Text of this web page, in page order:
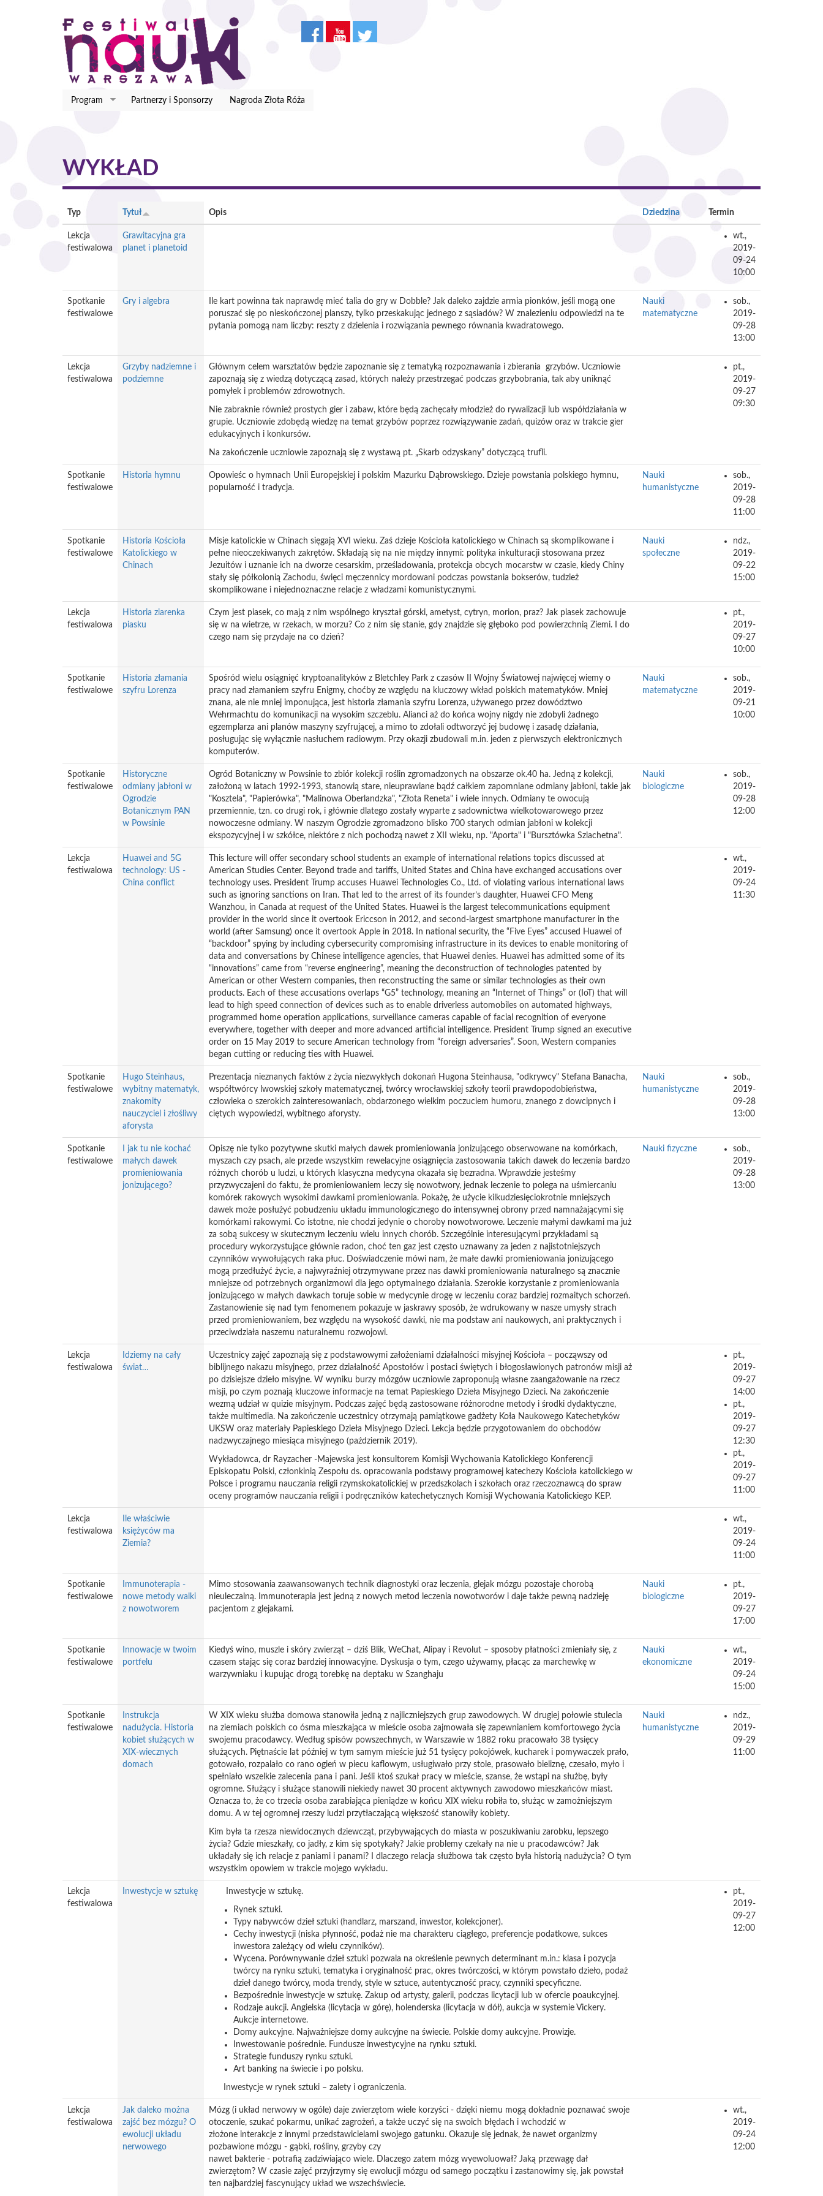
Program Partnerzy i Sponsorzy Nagroda Złota Róża
WYKŁAD
Typ Tytuł Opis Dziedzina Termin
Lekcja
festiwalowa
Grawitacyjna gra
planet i planetoid
wt.,
2019-
09-24
10:00
Spotkanie
festiwalowe
Gry i algebra
Ile kart powinna tak naprawdę mieć talia do gry w Dobble? Jak daleko zajdzie armia pionków, jeśli mogą one
poruszać się po nieskończonej planszy, tylko przeskakując jednego z sąsiadów? W znalezieniu odpowiedzi na te
pytania pomogą nam liczby: reszty z dzielenia i rozwiązania pewnego równania kwadratowego.
Nauki
matematyczne
sob.,
2019-
09-28
13:00
Lekcja
festiwalowa
Grzyby nadziemne i
podziemne
Głównym celem warsztatów będzie zapoznanie się z tematyką rozpoznawania i zbierania grzybów. Uczniowie
zapoznają się z wiedzą dotyczącą zasad, których należy przestrzegać podczas grzybobrania, tak aby uniknąć
pomyłek i problemów zdrowotnych.
Nie zabraknie również prostych gier i zabaw, które będą zachęcały młodzież do rywalizacji lub współdziałania w
grupie. Uczniowie zdobędą wiedzę na temat grzybów poprzez rozwiązywanie zadań, quizów oraz w trakcie gier
edukacyjnych i konkursów.
Na zakończenie uczniowie zapoznają się z wystawą pt. „Skarb odzyskany” dotyczącą trufli.
pt.,
2019-
09-27
09:30
Spotkanie
festiwalowe
Historia hymnu
Opowieśc o hymnach Unii Europejskiej i polskim Mazurku Dąbrowskiego. Dzieje powstania polskiego hymnu,
popularność i tradycja.
Nauki
humanistyczne
sob.,
2019-
09-28
11:00
Spotkanie
festiwalowe
Historia Kościoła
Katolickiego w
Chinach
Misje katolickie w Chinach sięgają XVI wieku. Zaś dzieje Kościoła katolickiego w Chinach są skomplikowane i
pełne nieoczekiwanych zakrętów. Składają się na nie między innymi: polityka inkulturacji stosowana przez
Jezuitów i uznanie ich na dworze cesarskim, prześladowania, protekcja obcych mocarstw w czasie, kiedy Chiny
stały się półkolonią Zachodu, święci męczennicy mordowani podczas powstania bokserów, tudzież
skomplikowane i niejednoznaczne relacje z władzami komunistycznymi.
Nauki
społeczne
ndz.,
2019-
09-22
15:00
Lekcja
festiwalowa
Historia ziarenka
piasku
Czym jest piasek, co mają z nim wspólnego kryształ górski, ametyst, cytryn, morion, praz? Jak piasek zachowuje
się w na wietrze, w rzekach, w morzu? Co z nim się stanie, gdy znajdzie się głęboko pod powierzchnią Ziemi. I do
czego nam się przydaje na co dzień?
pt.,
2019-
09-27
10:00
Spotkanie
festiwalowe
Historia złamania
szyfru Lorenza
Spośród wielu osiągnięć kryptoanalityków z Bletchley Park z czasów II Wojny Światowej najwięcej wiemy o
pracy nad złamaniem szyfru Enigmy, choćby ze względu na kluczowy wkład polskich matematyków. Mniej
znana, ale nie mniej imponująca, jest historia złamania szyfru Lorenza, używanego przez dowództwo
Wehrmachtu do komunikacji na wysokim szczeblu. Alianci aż do końca wojny nigdy nie zdobyli żadnego
egzemplarza ani planów maszyny szyfrującej, a mimo to zdołali odtworzyć jej budowę i zasadę działania,
posługując się wyłącznie nasłuchem radiowym. Przy okazji zbudowali m.in. jeden z pierwszych elektronicznych
komputerów.
Nauki
matematyczne
sob.,
2019-
09-21
10:00
Spotkanie
festiwalowe
Historyczne
odmiany jabłoni w
Ogrodzie
Botanicznym PAN
w Powsinie
Ogród Botaniczny w Powsinie to zbiór kolekcji roślin zgromadzonych na obszarze ok.40 ha. Jedną z kolekcji,
założoną w latach 1992-1993, stanowią stare, nieuprawiane bądź całkiem zapomniane odmiany jabłoni, takie jak
"Kosztela", "Papierówka", "Malinowa Oberlandzka", "Złota Reneta" i wiele innych. Odmiany te owocują
przemiennie, tzn. co drugi rok, i głównie dlatego zostały wyparte z sadownictwa wielkotowarowego przez
nowoczesne odmiany. W naszym Ogrodzie zgromadzono blisko 700 starych odmian jabłoni w kolekcji
ekspozycyjnej i w szkółce, niektóre z nich pochodzą nawet z XII wieku, np. "Aporta" i "Bursztówka Szlachetna".
Nauki
biologiczne
sob.,
2019-
09-28
12:00
Lekcja
festiwalowa
Huawei and 5G
technology: US -
China conflict
This lecture will offer secondary school students an example of international relations topics discussed at
American Studies Center. Beyond trade and tariffs, United States and China have exchanged accusations over
technology uses. President Trump accuses Huawei Technologies Co., Ltd. of violating various international laws
such as ignoring sanctions on Iran. That led to the arrest of its founder’s daughter, Huawei CFO Meng
Wanzhou, in Canada at request of the United States. Huawei is the largest telecommunications equipment
provider in the world since it overtook Ericcson in 2012, and second-largest smartphone manufacturer in the
world (after Samsung) once it overtook Apple in 2018. In national security, the “Five Eyes” accused Huawei of
“backdoor” spying by including cybersecurity compromising infrastructure in its devices to enable monitoring of
data and conversations by Chinese intelligence agencies, that Huawei denies. Huawei has admitted some of its
“innovations” came from “reverse engineering”, meaning the deconstruction of technologies patented by
American or other Western companies, then reconstructing the same or similar technologies as their own
products. Each of these accusations overlaps “G5” technology, meaning an “Internet of Things” or (IoT) that will
lead to high speed connection of devices such as to enable driverless automobiles on automated highways,
programmed home operation applications, surveillance cameras capable of facial recognition of everyone
everywhere, together with deeper and more advanced artificial intelligence. President Trump signed an executive
order on 15 May 2019 to secure American technology from “foreign adversaries”. Soon, Western companies
began cutting or reducing ties with Huawei.
wt.,
2019-
09-24
11:30
Spotkanie
festiwalowe
Hugo Steinhaus,
wybitny matematyk,
znakomity
nauczyciel i złośliwy
aforysta
Prezentacja nieznanych faktów z życia niezwykłych dokonań Hugona Steinhausa, "odkrywcy" Stefana Banacha,
współtwórcy lwowskiej szkoły matematycznej, twórcy wrocławskiej szkoły teorii prawdopodobieństwa,
człowieka o szerokich zainteresowaniach, obdarzonego wielkim poczuciem humoru, znanego z dowcipnych i
ciętych wypowiedzi, wybitnego aforysty.
Nauki
humanistyczne
sob.,
2019-
09-28
13:00
Spotkanie
festiwalowe
I jak tu nie kochać
małych dawek
promieniowania
jonizującego?
Opiszę nie tylko pozytywne skutki małych dawek promieniowania jonizującego obserwowane na komórkach,
myszach czy psach, ale przede wszystkim rewelacyjne osiągnięcia zastosowania takich dawek do leczenia bardzo
różnych chorób u ludzi, u których klasyczna medycyna okazała się bezradna. Wprawdzie jesteśmy
przyzwyczajeni do faktu, że promieniowaniem leczy się nowotwory, jednak leczenie to polega na uśmiercaniu
komórek rakowych wysokimi dawkami promieniowania. Pokażę, że użycie kilkudziesięciokrotnie mniejszych
dawek może posłużyć pobudzeniu układu immunologicznego do intensywnej obrony przed namnażającymi się
komórkami rakowymi. Co istotne, nie chodzi jedynie o choroby nowotworowe. Leczenie małymi dawkami ma już
za sobą sukcesy w skutecznym leczeniu wielu innych chorób. Szczególnie interesującymi przykładami są
procedury wykorzystujące głównie radon, choć ten gaz jest często uznawany za jeden z najistotniejszych
czynników wywołujących raka płuc. Doświadczenie mówi nam, że małe dawki promieniowania jonizującego
mogą przedłużyć życie, a najwyraźniej otrzymywane przez nas dawki promieniowania naturalnego są znacznie
mniejsze od potrzebnych organizmowi dla jego optymalnego działania. Szerokie korzystanie z promieniowania
jonizującego w małych dawkach toruje sobie w medycynie drogę w leczeniu coraz bardziej rozmaitych schorzeń.
Zastanowienie się nad tym fenomenem pokazuje w jaskrawy sposób, że wdrukowany w nasze umysły strach
przed promieniowaniem, bez względu na wysokość dawki, nie ma podstaw ani naukowych, ani praktycznych i
przeciwdziała naszemu naturalnemu rozwojowi.
Nauki fizyczne
sob.,
2019-
09-28
13:00
Lekcja
festiwalowa
Idziemy na cały
świat…
Uczestnicy zajęć zapoznają się z podstawowymi założeniami działalności misyjnej Kościoła – począwszy od
biblijnego nakazu misyjnego, przez działalność Apostołów i postaci świętych i błogosławionych patronów misji aż
po dzisiejsze dzieło misyjne. W wyniku burzy mózgów uczniowie zaproponują własne zaangażowanie na rzecz
misji, po czym poznają kluczowe informacje na temat Papieskiego Dzieła Misyjnego Dzieci. Na zakończenie
wezmą udział w quizie misyjnym. Podczas zajęć będą zastosowane różnorodne metody i środki dydaktyczne,
także multimedia. Na zakończenie uczestnicy otrzymają pamiątkowe gadżety Koła Naukowego Katechetyków
UKSW oraz materiały Papieskiego Dzieła Misyjnego Dzieci. Lekcja będzie przygotowaniem do obchodów
nadzwyczajnego miesiąca misyjnego (październik 2019).
Wykładowca, dr Rayzacher -Majewska jest konsultorem Komisji Wychowania Katolickiego Konferencji
Episkopatu Polski, członkinią Zespołu ds. opracowania podstawy programowej katechezy Kościoła katolickiego w
Polsce i programu nauczania religii rzymskokatolickiej w przedszkolach i szkołach oraz rzeczoznawcą do spraw
oceny programów nauczania religii i podręczników katechetycznych Komisji Wychowania Katolickiego KEP.
pt.,
2019-
09-27
14:00
pt.,
2019-
09-27
12:30
pt.,
2019-
09-27
11:00
Lekcja
festiwalowa
Ile właściwie
księżyców ma
Ziemia?
wt.,
2019-
09-24
11:00
Spotkanie
festiwalowe
Immunoterapia -
nowe metody walki
z nowotworem
Mimo stosowania zaawansowanych technik diagnostyki oraz leczenia, glejak mózgu pozostaje chorobą
nieuleczalną. Immunoterapia jest jedną z nowych metod leczenia nowotworów i daje także pewną nadzieję
pacjentom z glejakami.
Nauki
biologiczne
pt.,
2019-
09-27
17:00
Spotkanie
festiwalowe
Innowacje w twoim
portfelu
Kiedyś wino, muszle i skóry zwierząt – dziś Blik, WeChat, Alipay i Revolut – sposoby płatności zmieniały się, z
czasem stając się coraz bardziej innowacyjne. Dyskusja o tym, czego używamy, płacąc za marchewkę w
warzywniaku i kupując drogą torebkę na deptaku w Szanghaju
Nauki
ekonomiczne
wt.,
2019-
09-24
15:00
Spotkanie
festiwalowe
Instrukcja
nadużycia. Historia
kobiet służących w
XIX-wiecznych
domach
W XIX wieku służba domowa stanowiła jedną z najliczniejszych grup zawodowych. W drugiej połowie stulecia
na ziemiach polskich co ósma mieszkająca w mieście osoba zajmowała się zapewnianiem komfortowego życia
swojemu pracodawcy. Według spisów powszechnych, w Warszawie w 1882 roku pracowało 38 tysięcy
służących. Piętnaście lat później w tym samym mieście już 51 tysięcy pokojówek, kucharek i pomywaczek prało,
gotowało, rozpalało co rano ogień w piecu kaflowym, usługiwało przy stole, prasowało bieliznę, czesało, myło i
spełniało wszelkie zalecenia pana i pani. Jeśli ktoś szukał pracy w mieście, szanse, że wstąpi na służbę, były
ogromne. Służący i służące stanowili niekiedy nawet 30 procent aktywnych zawodowo mieszkańców miast.
Oznacza to, że co trzecia osoba zarabiająca pieniądze w końcu XIX wieku robiła to, służąc w zamożniejszym
domu. A w tej ogromnej rzeszy ludzi przytłaczającą większość stanowiły kobiety.
Kim była ta rzesza niewidocznych dziewcząt, przybywających do miasta w poszukiwaniu zarobku, lepszego
życia? Gdzie mieszkały, co jadły, z kim się spotykały? Jakie problemy czekały na nie u pracodawców? Jak
układały się ich relacje z paniami i panami? I dlaczego relacja służbowa tak często była historią nadużycia? O tym
wszystkim opowiem w trakcie mojego wykładu.
Nauki
humanistyczne
ndz.,
2019-
09-29
11:00
Lekcja
festiwalowa
Inwestycje w sztukę Inwestycje w sztukę.
Rynek sztuki.
Typy nabywców dzieł sztuki (handlarz, marszand, inwestor, kolekcjoner).
Cechy inwestycji (niska płynność, podaż nie ma charakteru ciągłego, preferencje podatkowe, sukces
inwestora zależący od wielu czynników).
Wycena. Porównywanie dzieł sztuki pozwala na określenie pewnych determinant m.in.: klasa i pozycja
twórcy na rynku sztuki, tematyka i oryginalność prac, okres twórczości, w którym powstało dzieło, podaż
dzieł danego twórcy, moda trendy, style w sztuce, autentyczność pracy, czynniki specyficzne.
Bezpośrednie inwestycje w sztukę. Zakup od artysty, galerii, podczas licytacji lub w ofercie poaukcyjnej.
Rodzaje aukcji. Angielska (licytacja w górę), holenderska (licytacja w dół), aukcja w systemie Vickery.
Aukcje internetowe.
Domy aukcyjne. Najważniejsze domy aukcyjne na świecie. Polskie domy aukcyjne. Prowizje.
Inwestowanie pośrednie. Fundusze inwestycyjne na rynku sztuki.
Strategie funduszy rynku sztuki.
Art banking na świecie i po polsku.
Inwestycje w rynek sztuki – zalety i ograniczenia.
pt.,
2019-
09-27
12:00
Lekcja
festiwalowa
Jak daleko można
zajść bez mózgu? O
ewolucji układu
nerwowego
Mózg (i układ nerwowy w ogóle) daje zwierzętom wiele korzyści - dzięki niemu mogą dokładnie poznawać swoje
otoczenie, szukać pokarmu, unikać zagrożeń, a także uczyć się na swoich błędach i wchodzić w
złożone interakcje z innymi przedstawicielami swojego gatunku. Okazuje się jednak, że nawet organizmy
pozbawione mózgu - gąbki, rośliny, grzyby czy
nawet bakterie - potrafią zadziwiająco wiele. Dlaczego zatem mózg wyewoluował? Jaką przewagę dał
zwierzętom? W czasie zajęć przyjrzymy się ewolucji mózgu od samego początku i zastanowimy się, jak powstał
ten najbardziej fascynujący układ we wszechświecie.
wt.,
2019-
09-24
12:00